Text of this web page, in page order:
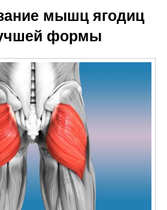
мышц ягодиц
формы